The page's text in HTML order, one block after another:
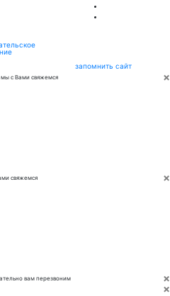
запомнить сайт
×
мы с Вами свяжемся
×
свяжемся
×
вам перезвоним
×